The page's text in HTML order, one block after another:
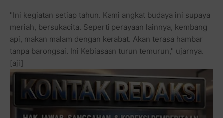
"Ini kegiatan setiap tahun. Kami angkat budaya ini supaya
meriah, bersukacita. Seperti perayaan lainnya, kembang
api, makan malam dengan kerabat. Akan terasa hambar
tanpa barongsai. Ini Kebiasaan turun temurun," ujarnya.
[aji]